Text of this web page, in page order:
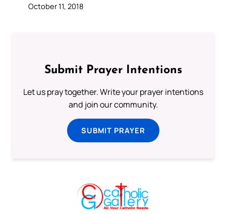
October 11, 2018
Submit Prayer Intentions
Let us pray together. Write your prayer intentions
and join our community.
SUBMIT PRAYER